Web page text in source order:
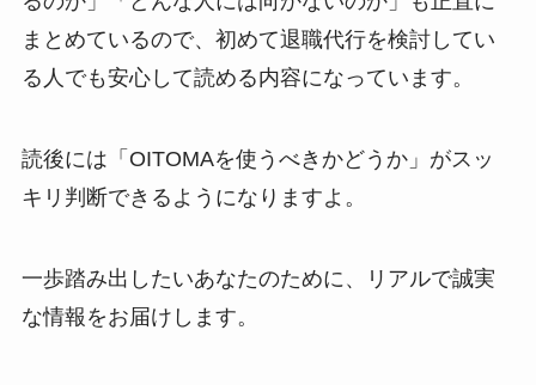
まとめているので、初めて退職代行を検討してい
る人でも安心して読める内容になっています。
読後には「OITOMAを使うべきかどうか」がスッ
キリ判断できるようになりますよ。
一歩踏み出したいあなたのために、リアルで誠実
な情報をお届けします。